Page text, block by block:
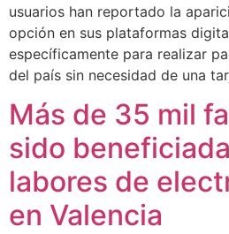
usuarios han reportado la
opción en sus plataformas
específicamente para realizar
del país sin necesidad de una
Más de 35 mil
sido
labores de
en Valencia